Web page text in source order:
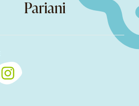
Pariani